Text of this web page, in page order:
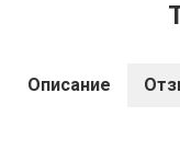
Описание